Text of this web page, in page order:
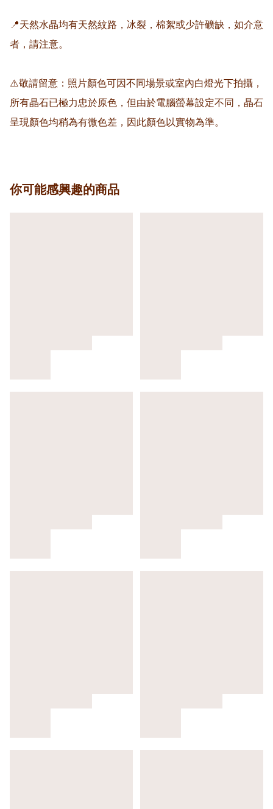
📍天然水晶均有天然紋路，冰裂，棉絮或少許礦缺，如介意
者，請注意。
⚠️敬請留意：照片顏色可因不同場景或室內白燈光下拍攝，
所有晶石已極力忠於原色，但由於電腦螢幕設定不同，晶石
你可能感興趣的商品